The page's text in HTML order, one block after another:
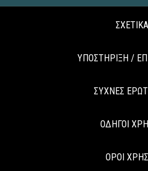
ΣΧΕΤΙΚΑ
ΥΠΟΣΤΗΡΙΞΗ /
ΣΥΧΝΕΣ
ΟΔΗΓΟΙ
ΟΡΟΙ